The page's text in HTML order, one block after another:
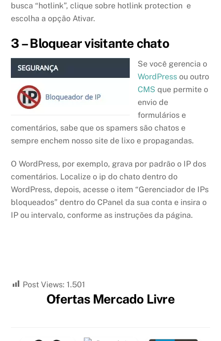
busca “hotlink”, clique sobre hotlink protection e
escolha a opção Ativar.
3 – Bloquear visitante chato
Se você gerencia o
WordPress ou outro
CMS que permite o
envio de
formulários e
comentários, sabe que os spamers são chatos e
sempre enchem nosso site de lixo e propagandas.
O WordPress, por exemplo, grava por padrão o IP dos
comentários. Localize o ip do chato dentro do
WordPress, depois, acesse o item “Gerenciador de IPs
bloqueados” dentro do CPanel da sua conta e insira o
IP ou intervalo, conforme as instruções da página.
Post Views: 1.501
Ofertas Mercado Livre